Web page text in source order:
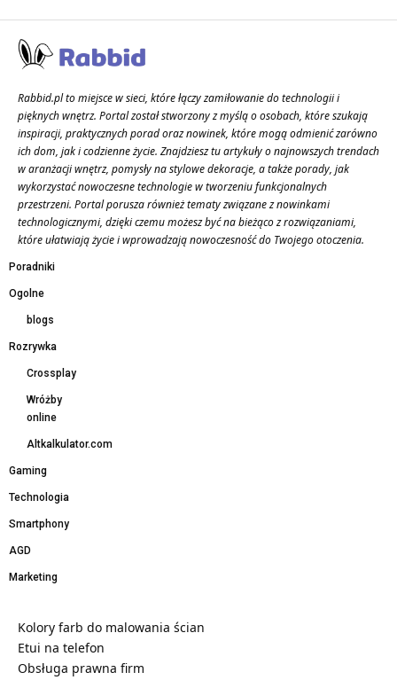
Rabbid.pl to miejsce w sieci, które łączy zamiłowanie do technologii i
pięknych wnętrz. Portal został stworzony z myślą o osobach, które szukają
inspiracji, praktycznych porad oraz nowinek, które mogą odmienić zarówno
ich dom, jak i codzienne życie. Znajdziesz tu artykuły o najnowszych trendach
w aranżacji wnętrz, pomysły na stylowe dekoracje, a także porady, jak
wykorzystać nowoczesne technologie w tworzeniu funkcjonalnych
przestrzeni. Portal porusza również tematy związane z nowinkami
technologicznymi, dzięki czemu możesz być na bieżąco z rozwiązaniami,
które ułatwiają życie i wprowadzają nowoczesność do Twojego otoczenia.
Poradniki
Ogolne
blogs
Rozrywka
Crossplay
Wróżby
online
Altkalkulator.com
Gaming
Technologia
Smartphony
AGD
Marketing
Kolory farb do malowania ścian
Etui na telefon
Obsługa prawna firm